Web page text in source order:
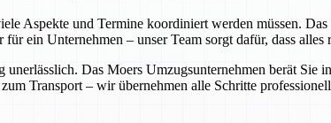
Aspekte und Termine koordiniert werden müssen.
ein Unternehmen – unser Team sorgt dafür, dass
Das Moers Umzugsunternehmen berät Sie
Transport – wir übernehmen alle Schritte